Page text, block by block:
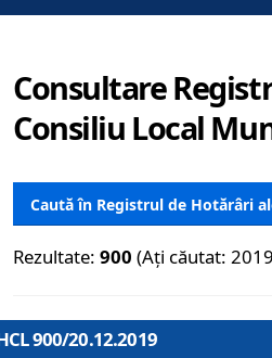
Consultare
Consiliu Local
Caută în Registrul de Hotărâri
Rezultate: 900 (Ați căutat:
900/20.12.2019